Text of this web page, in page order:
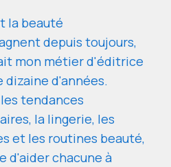
la beauté
depuis toujours,
mon métier d'éditrice
dizaine d'années.
tendances
la lingerie, les
et les routines beauté,
d'aider chacune à